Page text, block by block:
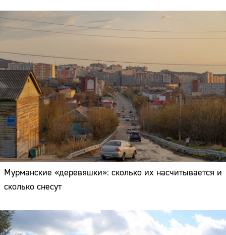
Мурманские «деревяшки»: сколько их насчитывается и
сколько снесут